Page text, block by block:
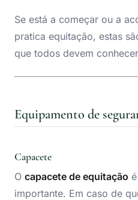
Se está a começar ou a
pratica equitação, estas
que todos devem
Equipamento de
Capacete
O capacete de equitação
importante. Em caso de